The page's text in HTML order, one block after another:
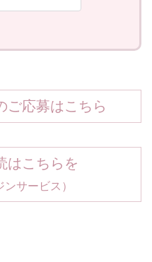
ご応募はこちら
はこちらを
サービス）